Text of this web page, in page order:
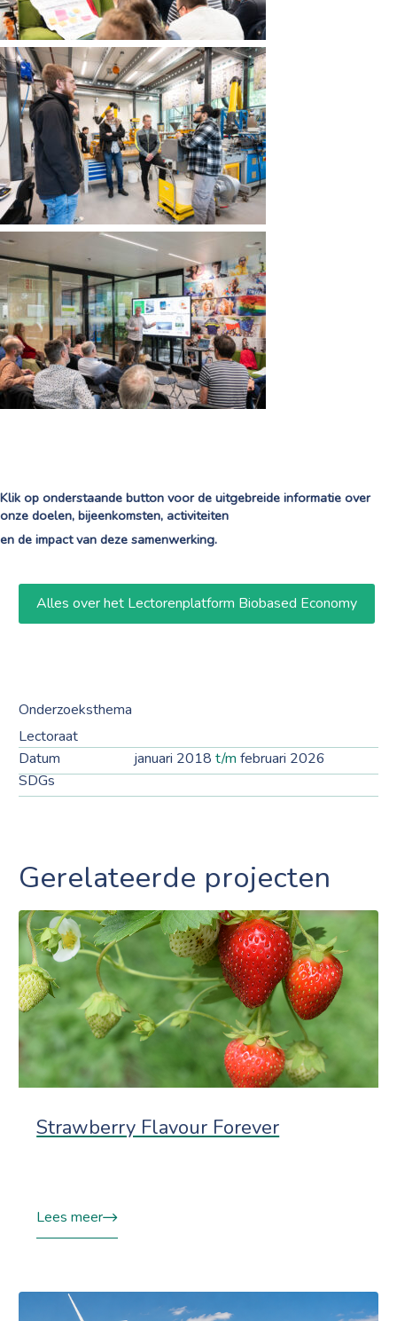
Klik op onderstaande button voor de uitgebreide informatie over
onze doelen, bijeenkomsten, activiteiten
en de impact van deze samenwerking.
Alles over het Lectorenplatform Biobased Economy
Onderzoeksthema
Lectoraat
Datum
januari 2018 t/mfebruari 2026
SDGs
Gerelateerde projecten
Strawberry Flavour Forever
Lees meer